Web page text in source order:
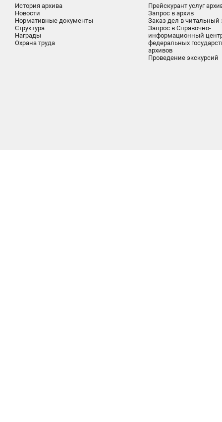
История архива
Новости
Нормативные документы
Структура
Награды
Охрана труда
Прейскурант услуг
Запрос в архив
Заказ дел в читальный
Запрос в Справочно-
информационный
федеральных
архивов
Проведение экскурсий